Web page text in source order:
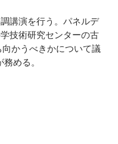
講演を行う。パネルデ
技術研究センターの古
かうべきかについて議
める。